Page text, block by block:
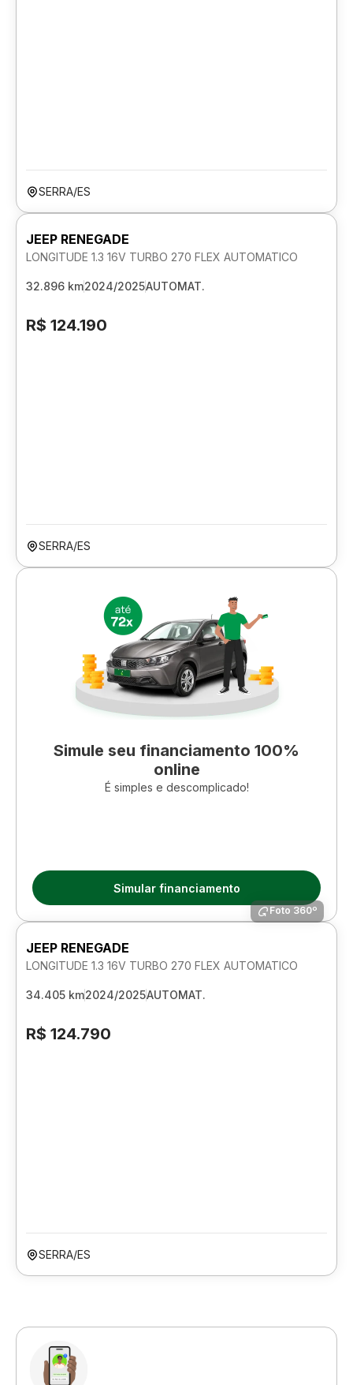
SERRA/ES
JEEP RENEGADE
LONGITUDE 1.3 16V TURBO 270 FLEX AUTOMATICO
32.896 km2024/2025AUTOMAT.
R$ 124.190
SERRA/ES
Simule seu financiamento 100%
online
É simples e descomplicado!
Simular financiamento
Foto 360º
JEEP RENEGADE
LONGITUDE 1.3 16V TURBO 270 FLEX AUTOMATICO
34.405 km2024/2025AUTOMAT.
R$ 124.790
SERRA/ES